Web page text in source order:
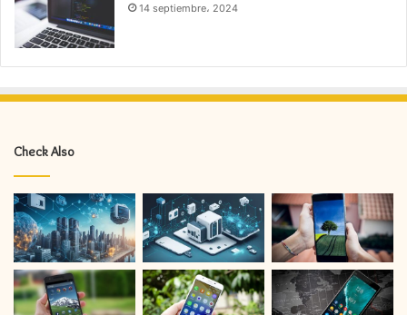
14 septiembre، 2024
Check Also